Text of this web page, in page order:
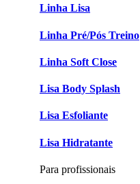
Linha Lisa
Linha Pré/Pós Treino
Linha Soft Close
Lisa Body Splash
Lisa Esfoliante
Lisa Hidratante
Para profissionais